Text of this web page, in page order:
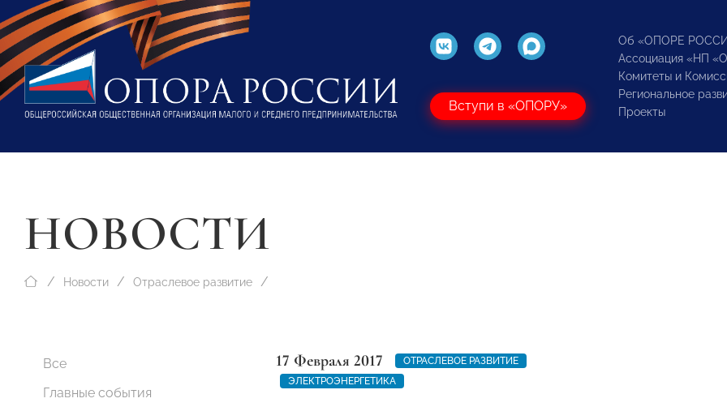
Вступи в «ОПОРУ»
Об «ОПОРЕ
Ассоциация «НП
Комитеты и
Региональное
Проекты
НОВОСТИ
Новости Отраслевое развитие
Все
Главные события
17 Февраля 2017
ОТРАСЛЕВОЕ РАЗВИТИЕ
ЭЛЕКТРОЭНЕРГЕТИКА